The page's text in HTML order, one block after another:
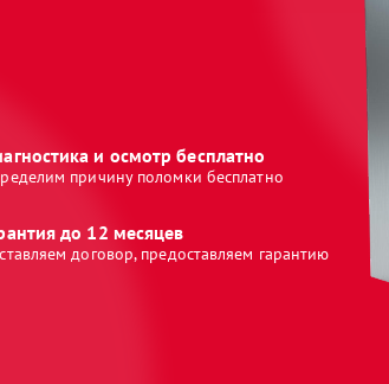
и осмотр бесплатно
причину поломки бесплатно
до 12 месяцев
договор, предоставляем гарантию